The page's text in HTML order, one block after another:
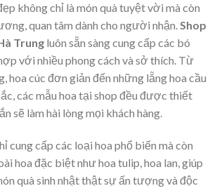
không chỉ là món quà tuyệt vời mà còn
quan tâm dành cho người nhận.Shop
Trung luôn sẵn sàng cung cấp các bó
với nhiều phong cách và sở thích. Từ
hoa cúc đơn giản đến những lẵng hoa cầu
các mẫu hoa tại shop đều được thiết
sẽ làm hài lòng mọi khách hàng.
cung cấp các loại hoa phổ biến mà còn
hoa đặc biệt như hoa tulip, hoa lan, giúp
quà sinh nhật thật sự ấn tượng và độc